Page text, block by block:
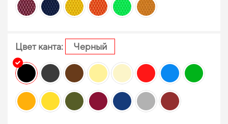
Цвет канта: Черный